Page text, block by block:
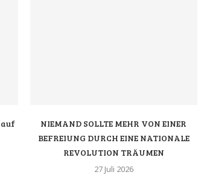
auf
NIEMAND SOLLTE MEHR VON EINER
BEFREIUNG DURCH EINE NATIONALE
REVOLUTION TRÄUMEN
27 Juli 2026